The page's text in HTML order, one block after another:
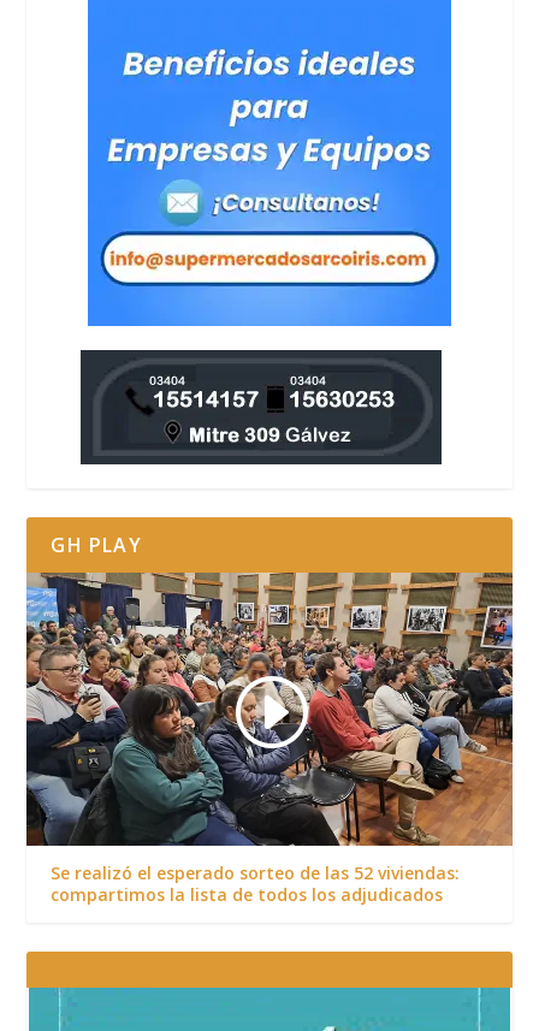
GH PLAY
Se realizó el esperado sorteo de las 52 viviendas:
compartimos la lista de todos los adjudicados